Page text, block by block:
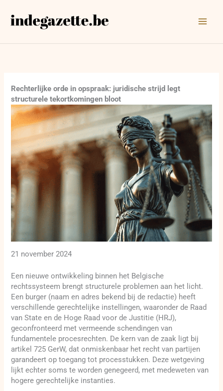
naar
Rechterlijke orde in opspraak: juridische strijd legt
structurele tekortkomingen bloot
21 november 2024
Een nieuwe ontwikkeling binnen het Belgische
rechtssysteem brengt structurele problemen aan het licht.
Een burger (naam en adres bekend bij de redactie) heeft
verschillende gerechtelijke instellingen, waaronder de Raad
van State en de Hoge Raad voor de Justitie (HRJ),
geconfronteerd met vermeende schendingen van
fundamentele procesrechten. De kern van de zaak ligt bij
artikel 725 GerW, dat onmiskenbaar het recht van partijen
garandeert op toegang tot processtukken. Deze wetgeving
lijkt echter soms te worden genegeerd, met medeweten van
hogere gerechtelijke instanties.